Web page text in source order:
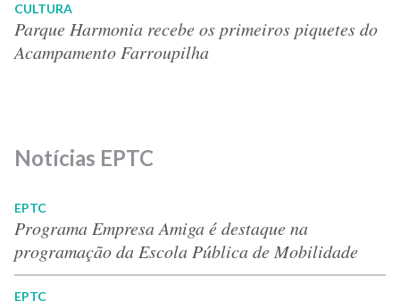
CULTURA
Parque Harmonia recebe os primeiros piquetes do
Acampamento Farroupilha
Notícias EPTC
EPTC
Programa Empresa Amiga é destaque na
programação da Escola Pública de Mobilidade
EPTC